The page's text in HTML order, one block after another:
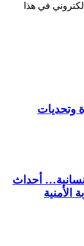
في هذا
وتحديات
أحداث